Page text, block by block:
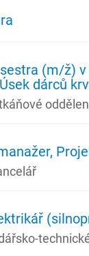
(m/ž)
dárců